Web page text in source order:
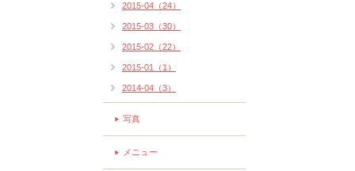
2015-04（24）
2015-03（30）
2015-02（22）
2015-01（1）
2014-04（3）
写真
メニュー